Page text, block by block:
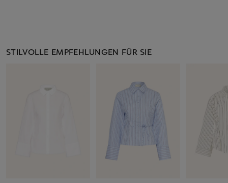
STILVOLLE EMPFEHLUNGEN FÜR SIE